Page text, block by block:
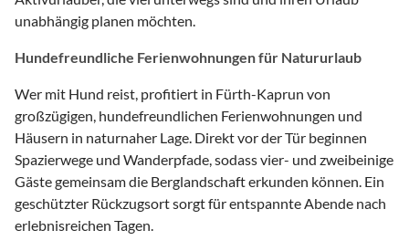
unabhängig planen möchten.
Hundefreundliche Ferienwohnungen für Natururlaub
Wer mit Hund reist, profitiert in Fürth-Kaprun von
großzügigen, hundefreundlichen Ferienwohnungen und
Häusern in naturnaher Lage. Direkt vor der Tür beginnen
Spazierwege und Wanderpfade, sodass vier- und zweibeinige
Gäste gemeinsam die Berglandschaft erkunden können. Ein
geschützter Rückzugsort sorgt für entspannte Abende nach
erlebnisreichen Tagen.